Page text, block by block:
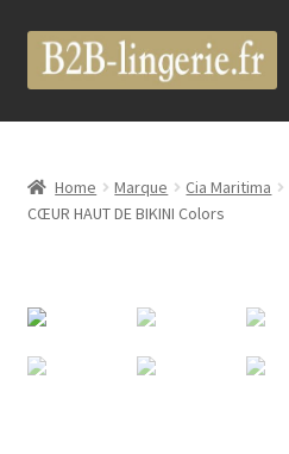
Aller
Aller
au
B2B Lingerie Site Officiel
Wholesale Registration Page
Boutique
Marques
Home Marque Cia Maritima
CŒUR HAUT DE BIKINI Colors